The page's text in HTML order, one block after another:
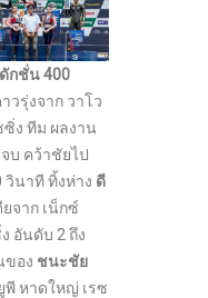
กชั่น 400
วรุ่งจาก วาโว
ซิ่ง ทีม ผลงาน
บ คว้าชัยไป
วินาที ทิ้งห่าง ดี
จาก เน็กซ์
อันดับ 2 ถึง
ของ ชนะชัย
พี หาดใหญ่ เรซ